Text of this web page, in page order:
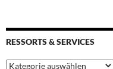
RESSORTS & SERVICES
Ressorts